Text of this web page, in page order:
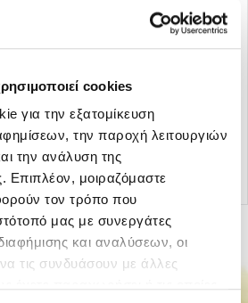
cookies
για την εξατομίκευση
την παροχή λειτουργιών
την ανάλυση της
Επιπλέον, μοιραζόμαστε
τον τρόπο που
μας με συνεργάτες
και αναλύσεων, οι
τις συνδυάσουν με άλλες
άρθρα